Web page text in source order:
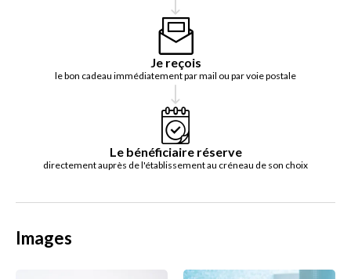
Je reçois
le bon cadeau immédiatement par mail ou par voie postale
Le bénéficiaire réserve
directement auprès de l'établissement au créneau de son choix
Images